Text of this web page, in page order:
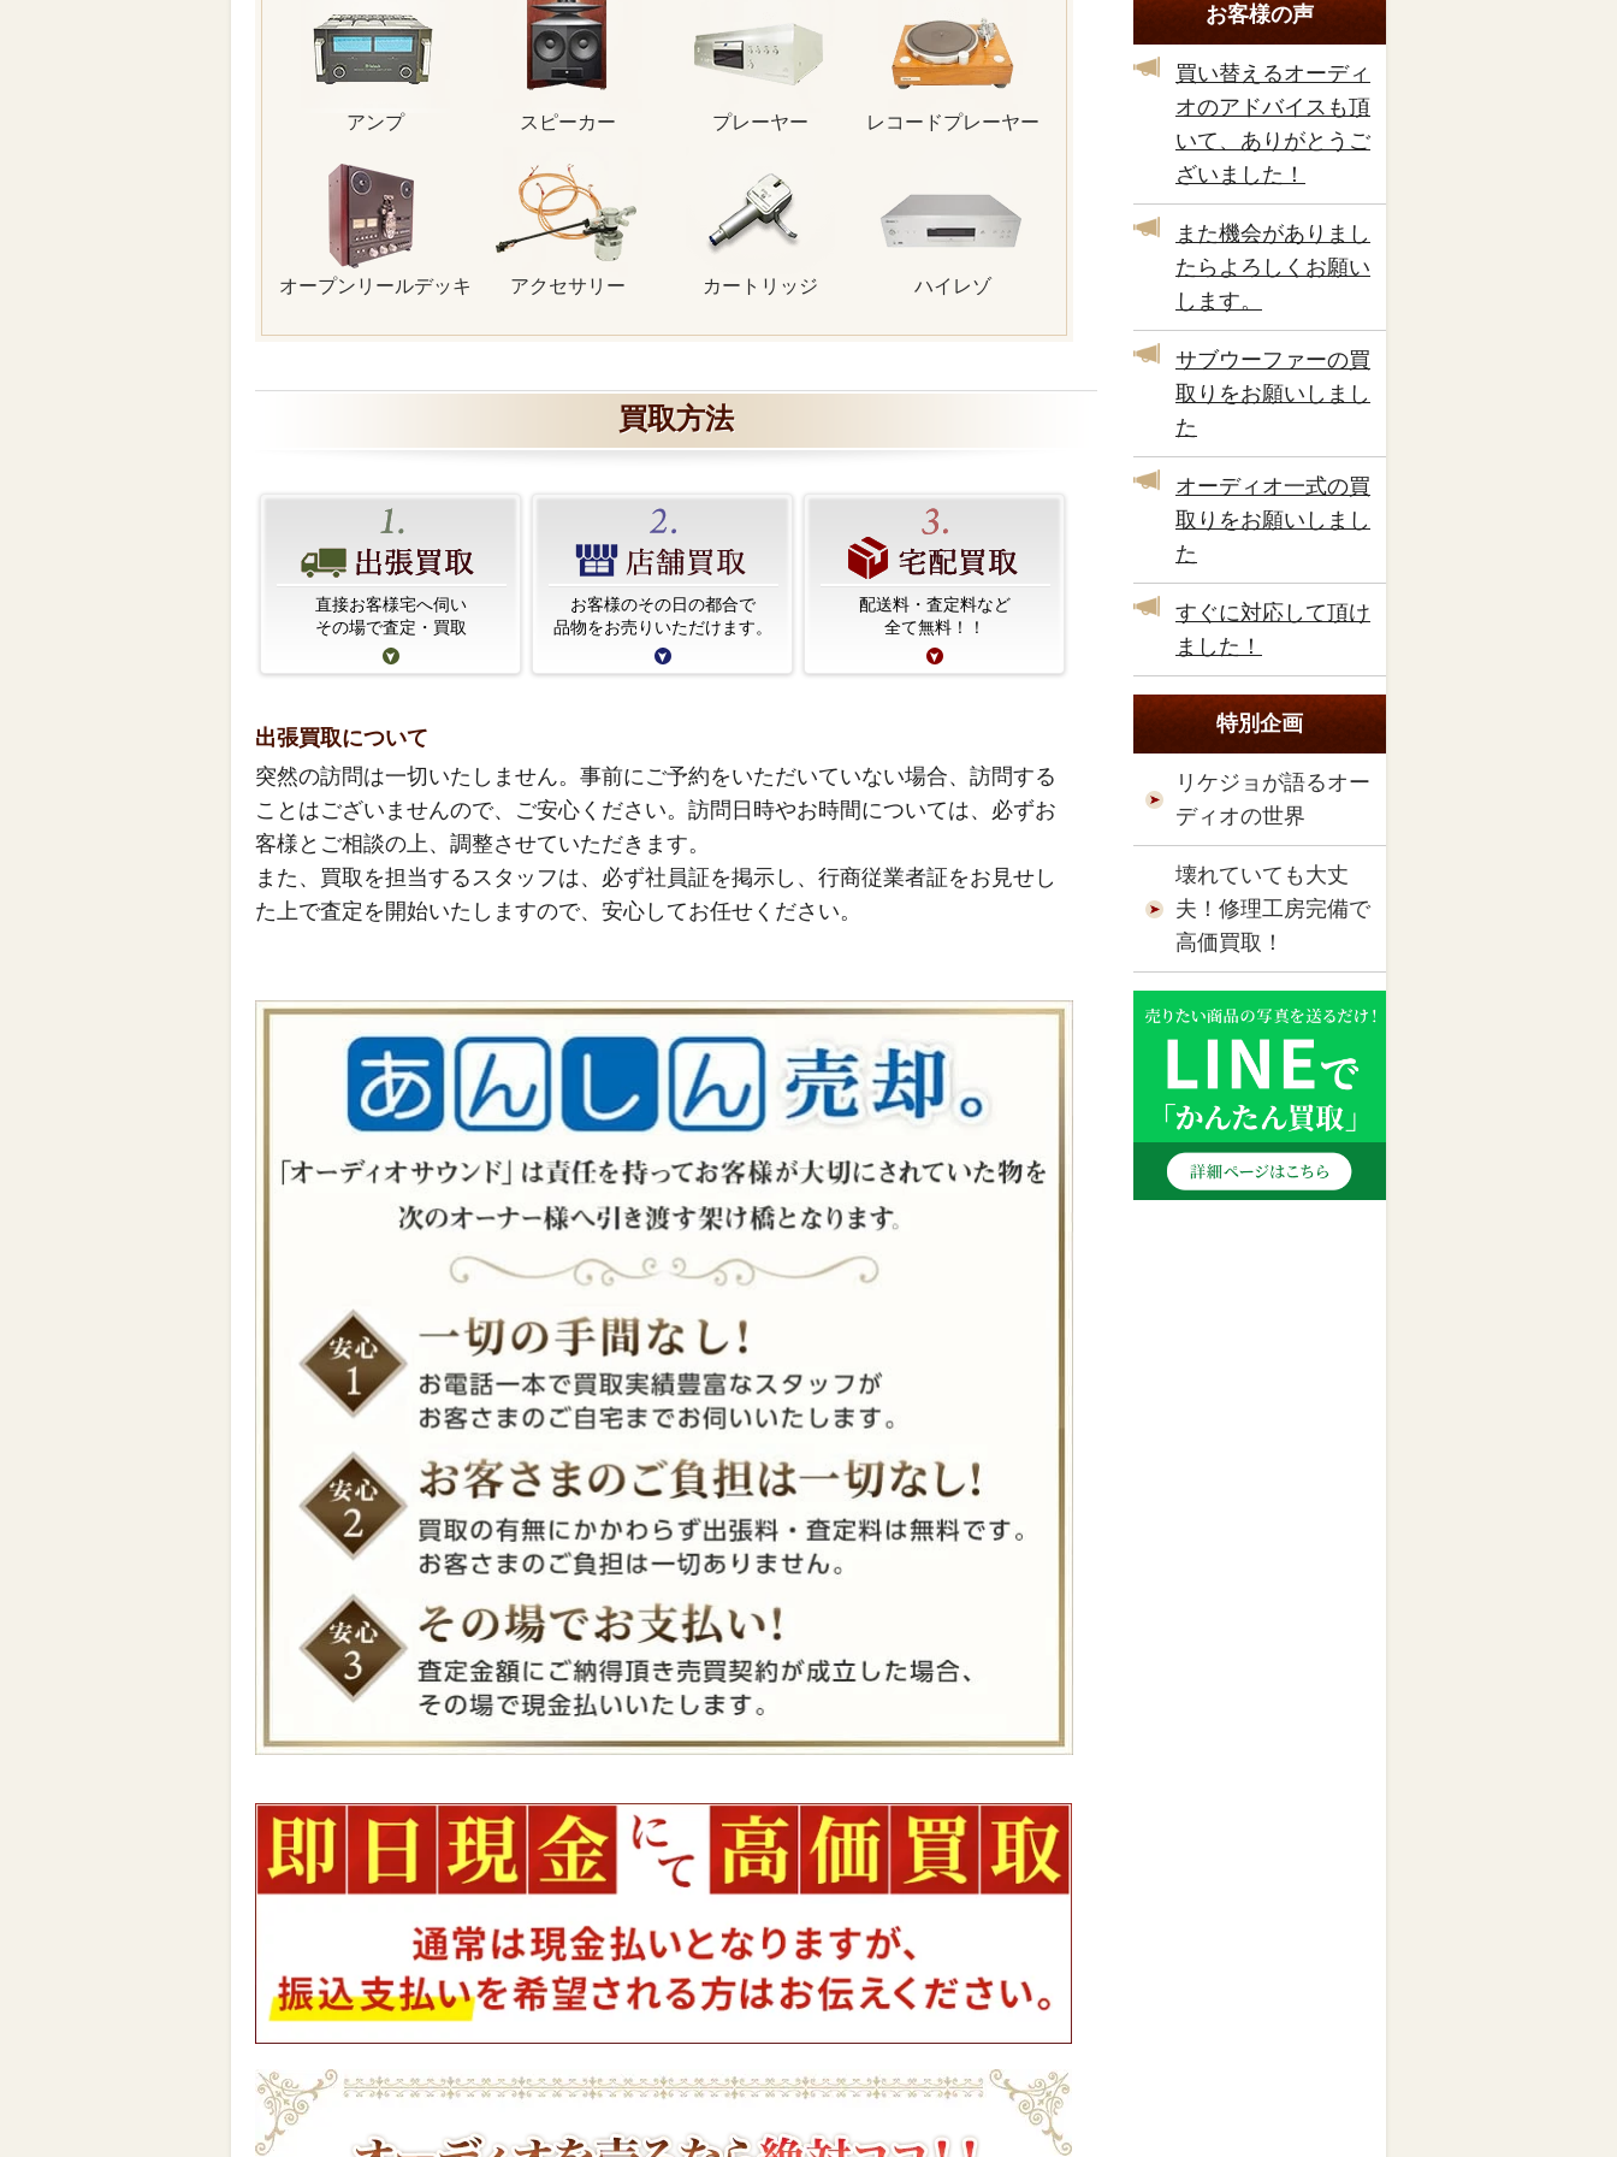
アンプ スピーカー プレーヤー レコードプレーヤー
オープンリールデッキ アクセサリー カートリッジ ハイレゾ
買取方法
直接お客様宅へ伺い
その場で査定・買取
お客様のその日の都合で
品物をお売りいただけます。
配送料・査定料など
全て無料！！
出張買取について
突然の訪問は一切いたしません。事前にご予約をいただいていない場合、訪問する
ことはございませんので、ご安心ください。訪問日時やお時間については、必ずお
客様とご相談の上、調整させていただきます。
また、買取を担当するスタッフは、必ず社員証を掲示し、行商従業者証をお見せし
た上で査定を開始いたしますので、安心してお任せください。
お客様の声
買い替えるオーディ
オのアドバイスも頂
いて、ありがとうご
ざいました！
また機会がありまし
たらよろしくお願い
します。
サブウーファーの買
取りをお願いしまし
た
オーディオ一式の買
取りをお願いしまし
た
すぐに対応して頂け
ました！
特別企画
リケジョが語るオー
ディオの世界
壊れていても大丈
夫！修理工房完備で
高価買取！